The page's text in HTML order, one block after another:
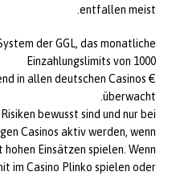
entfallen meist.
der GGL, das monatliche
Einzahlungslimits von 1000
in allen deutschen Casinos
überwacht.
bewusst sind und nur bei
Casinos aktiv werden, wenn
hohen Einsätzen spielen. Wenn
im Casino Plinko spielen oder